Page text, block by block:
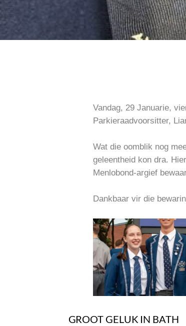
Vandag, 29 Januarie,
Parkieraadvoorsitter,
Wat die oomblik nog
geleentheid kon dra.
Menlobond-argief
Dankbaar vir die
GROOT GELUK IN BATH